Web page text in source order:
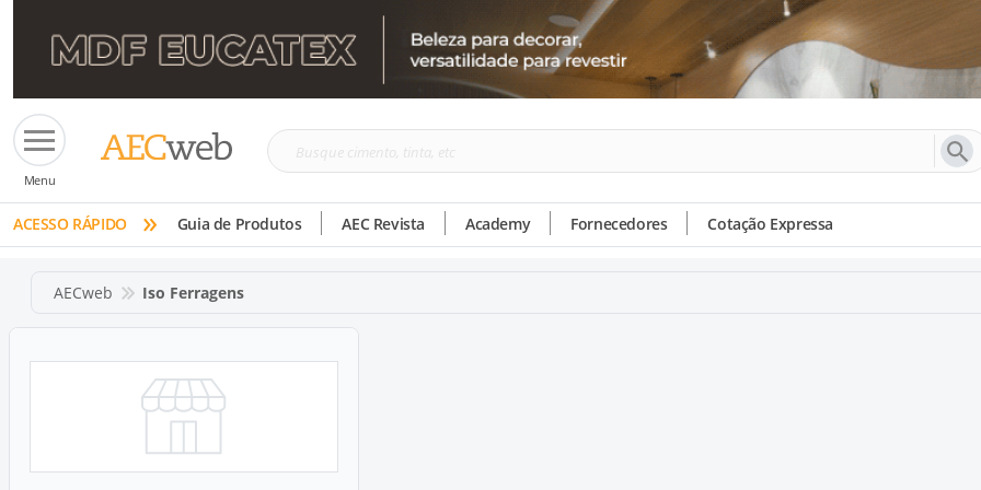
Menu
Busque
tinta,
etc
ACESSO RÁPIDO » Guia de Produtos AEC Revista Academy Fornecedores Cotação Expressa
AECweb Iso Ferragens